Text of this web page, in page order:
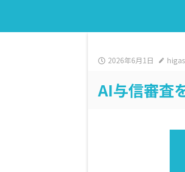
2026年6月1日
AI与信審査